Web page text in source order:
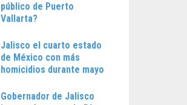
público de Puerto
Vallarta?
Jalisco el cuarto estado
de México con más
homicidios durante mayo
Gobernador de Jalisco